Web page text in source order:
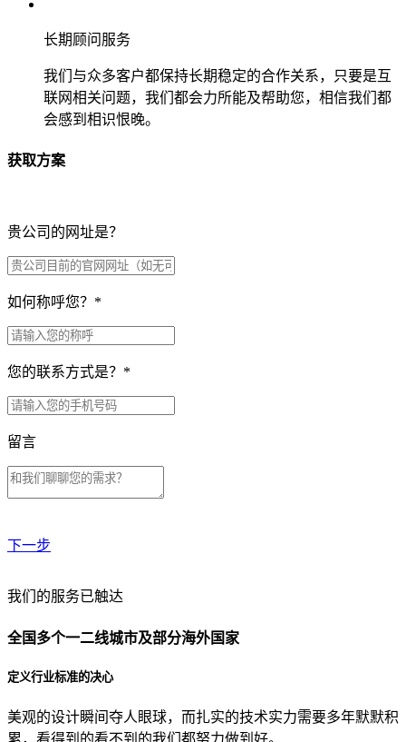
长期顾问服务
我们与众多客户都保持长期稳定的合作关系，只要是互
联网相关问题，我们都会力所能及帮助您，相信我们都
会感到相识恨晚。
获取方案
贵公司的网址是？
如何称呼您？ *
您的联系方式是？ *
留言
下一步
贵公司预算范围是？
贵公司的团队规模是？
目前主要的营销渠道是？
我们的服务已触达
全国多个一二线城市及部分海外国家
定义行业标准的决心
美观的设计瞬间夺人眼球，而扎实的技术实力需要多年默默积
累，看得到的看不到的我们都努力做到好。